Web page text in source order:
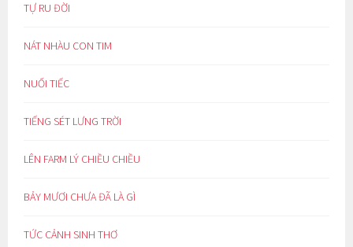
TỰ RU ĐỜI
NÁT NHÀU CON TIM
NUỐI TIẾC
TIẾNG SÉT LƯNG TRỜI
LÊN FARM LÝ CHIỀU CHIỀU
BẢY MƯƠI CHƯA ĐÃ LÀ GÌ
TỨC CẢNH SINH THƠ